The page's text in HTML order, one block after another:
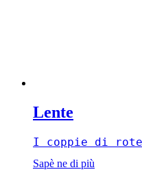
Lente
I coppie di
Sapè ne di più